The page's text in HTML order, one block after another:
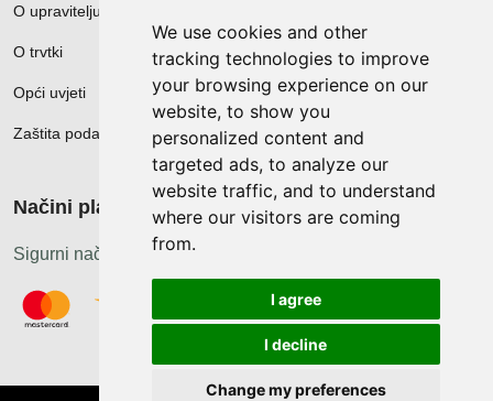
We use cookies and other
tracking technologies to improve
your browsing experience on our
website, to show you
personalized content and
targeted ads, to analyze our
website traffic, and to understand
where our visitors are coming
from.
I agree
I decline
Change my preferences
O upravitelju web portala
O trvtki
Opći uvjeti
Zaštita podataka
Načini plačanja
Sigurni načini plaćanja